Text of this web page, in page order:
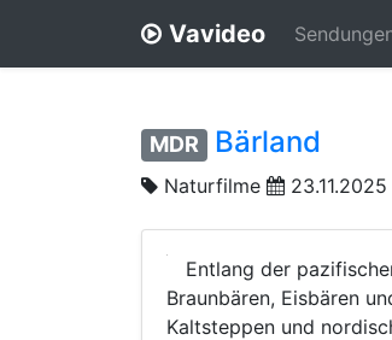
Vavideo
MDR Bärland
Naturfilme
Entlang der
Braunbären, Eisbären
Kaltsteppen und